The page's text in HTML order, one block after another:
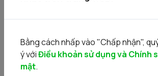
- Tiền trả nợ gốc vay
- Cổ tức, lợi nhuận đã trả cho chủ sở hữu
Bằng cách nhấp vào "Chấp nhận",
ý vớiĐiều khoản sử dụng và Chính
mật.